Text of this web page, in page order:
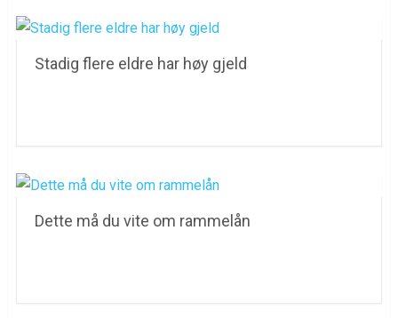
Stadig flere eldre har høy gjeld
Dette må du vite om rammelån